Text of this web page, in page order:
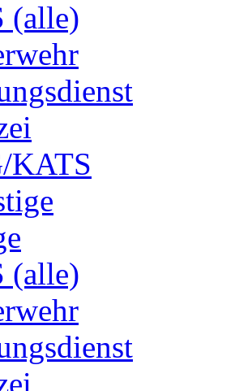
(alle)
KATS
(alle)